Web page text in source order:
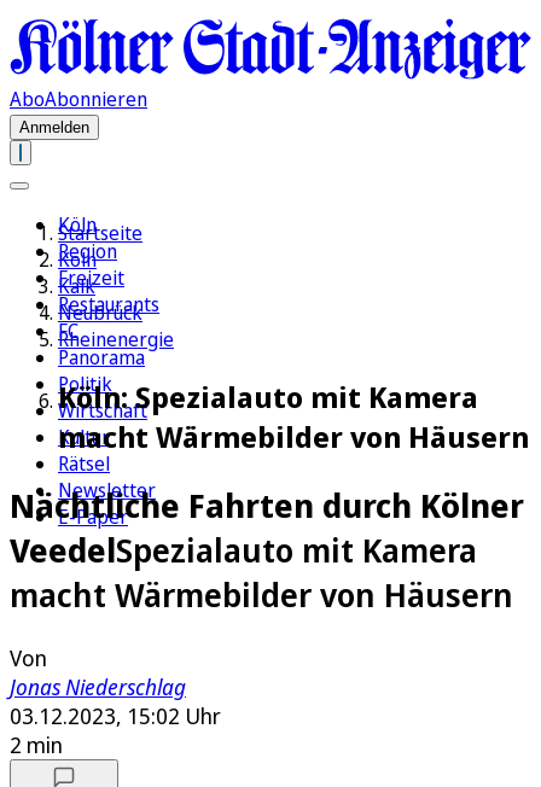
AboAbonnieren
Anmelden
Köln
Region
Freizeit
Restaurants
FC
Panorama
Politik
Wirtschaft
Kultur
Rätsel
Newsletter
E-Paper
Startseite
Köln
Kalk
Neubrück
Rheinenergie
Köln: Spezialauto mit Kamera
macht Wärmebilder von Häusern
Nächtliche Fahrten durch Kölner
VeedelSpezialauto mit Kamera
macht Wärmebilder von Häusern
Von
Jonas Niederschlag
03.12.2023, 15:02 Uhr
2 min